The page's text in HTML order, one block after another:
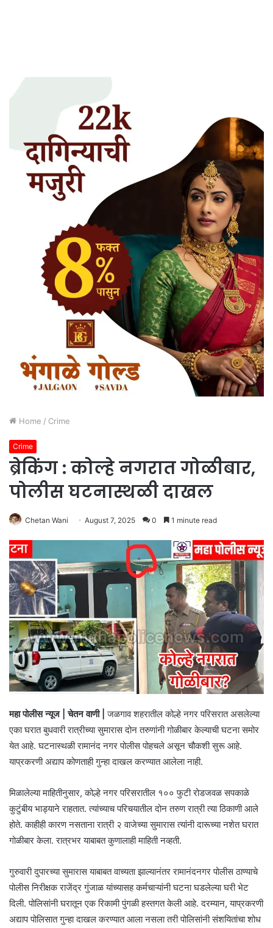
Home / Crime
Crime
ब्रेकिंग : कोल्हे नगरात गोळीबार,
पोलीस घटनास्थळी दाखल
Chetan Wani August 7, 2025 0 1 minute read
महा पोलीस न्यूज | चेतन वाणी | जळगाव शहरातील कोल्हे नगर परिसरात असलेल्या
एका घरात बुधवारी रात्रीच्या सुमारास दोन तरुणांनी गोळीबार केल्याची घटना समोर
येत आहे. घटनास्थळी रामानंद नगर पोलीस पोहचले असून चौकशी सुरू आहे.
याप्रकरणी अद्याप कोणताही गुन्हा दाखल करण्यात आलेला नाही.
मिळालेल्या माहितीनुसार, कोल्हे नगर परिसरातील १०० फुटी रोडजवळ सपकाळे
कुटुंबीय भाड्याने राहतात. त्यांच्याच परिचयातील दोन तरुण रात्री त्या ठिकाणी आले
होते. काहीही कारण नसताना रात्री २ वाजेच्या सुमारास त्यांनी दारूच्या नशेत घरात
गोळीबार केला. रात्रभर याबाबत कुणालाही माहिती नव्हती.
गुरुवारी दुपारच्या सुमारास याबाबत वाच्यता झाल्यानंतर रामानंदनगर पोलीस ठाण्याचे
पोलीस निरीक्षक राजेंद्र गुंजाळ यांच्यासह कर्मचाऱ्यांनी घटना घडलेल्या घरी भेट
दिली. पोलिसांनी घरातून एक रिकामी पुंगळी हस्तगत केली आहे. दरम्यान, याप्रकरणी
अद्याप पोलिसात गुन्हा दाखल करण्यात आला नसला तरी पोलिसांनी संशयितांचा शोध